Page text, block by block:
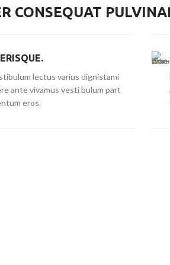
CONSEQUAT
lectus varius dignistami
ante vivamus vesti bulum part
eros.